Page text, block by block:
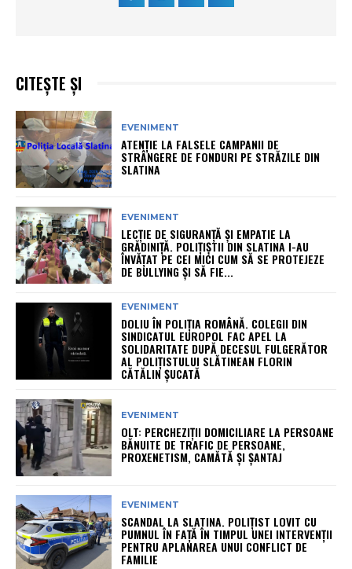
CITEȘTE ȘI
EVENIMENT
ATENȚIE LA FALSELE CAMPANII DE
STRÂNGERE DE FONDURI PE STRĂZILE DIN
SLATINA
EVENIMENT
LECȚIE DE SIGURANȚĂ ȘI EMPATIE LA
GRĂDINIȚĂ. POLIȚIȘTII DIN SLATINA I-AU
ÎNVĂȚAT PE CEI MICI CUM SĂ SE PROTEJEZE
DE BULLYING ȘI SĂ FIE...
EVENIMENT
DOLIU ÎN POLIȚIA ROMÂNĂ. COLEGII DIN
SINDICATUL EUROPOL FAC APEL LA
SOLIDARITATE DUPĂ DECESUL FULGERĂTOR
AL POLIȚISTULUI SLĂTINEAN FLORIN
CĂTĂLIN ȘUCATĂ
EVENIMENT
OLT: PERCHEZIŢII DOMICILIARE LA PERSOANE
BĂNUITE DE TRAFIC DE PERSOANE,
PROXENETISM, CAMĂTĂ ŞI ŞANTAJ
EVENIMENT
SCANDAL LA SLATINA. POLIȚIST LOVIT CU
PUMNUL ÎN FAȚĂ ÎN TIMPUL UNEI INTERVENȚII
PENTRU APLANAREA UNUI CONFLICT DE
FAMILIE